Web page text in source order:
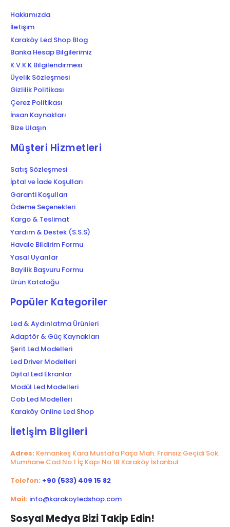
Hakkımızda
İletişim
Karaköy Led Shop Blog
Banka Hesap Bilgilerimiz
K.V.K.K Bilgilendirmesi
Üyelik Sözleşmesi
Gizlilik Politikası
Çerez Politikası
İnsan Kaynakları
Bize Ulaşın
Müşteri Hizmetleri
Satış Sözleşmesi
İptal ve İade Koşulları
Garanti Koşulları
Ödeme Seçenekleri
Kargo & Teslimat
Yardım & Destek (S.S.S)
Havale Bildirim Formu
Yasal Uyarılar
Bayilik Başvuru Formu
Ürün Kataloğu
Popüler Kategoriler
Led & Aydınlatma Ürünleri
Adaptör & Güç Kaynakları
Şerit Led Modelleri
Led Driver Modelleri
Dijital Led Ekranlar
Modül Led Modelleri
Cob Led Modelleri
Karaköy Online Led Shop
İletişim Bilgileri
Adres: Kemankeş Kara Mustafa Paşa Mah. Fransız Geçidi Sok.
Mumhane Cad.No:1 İç Kapı No:18 Karaköy İstanbul
Telefon: +90 (533) 409 15 82
Mail: info@karakoyledshop.com
Sosyal Medya Bizi Takip Edin!